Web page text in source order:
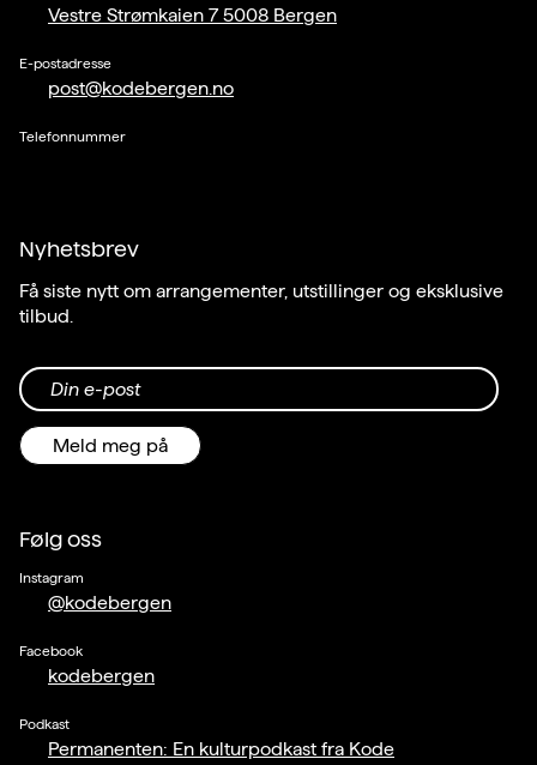
Vestre Strømkaien 7 5008 Bergen
E-postadresse
post@kodebergen.no
Telefonnummer
Nyhetsbrev
Få siste nytt om arrangementer, utstillinger og eksklusive
tilbud.
Din e-post
Meld meg på
Følg oss
Instagram
@kodebergen
Facebook
kodebergen
Podkast
Permanenten: En kulturpodkast fra Kode